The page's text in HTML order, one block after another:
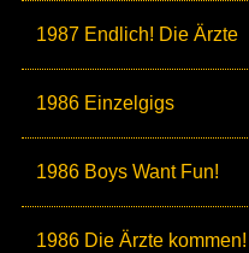
1987 Endlich! Die Ärzte
1986 Einzelgigs
1986 Boys Want Fun!
1986 Die Ärzte kommen!